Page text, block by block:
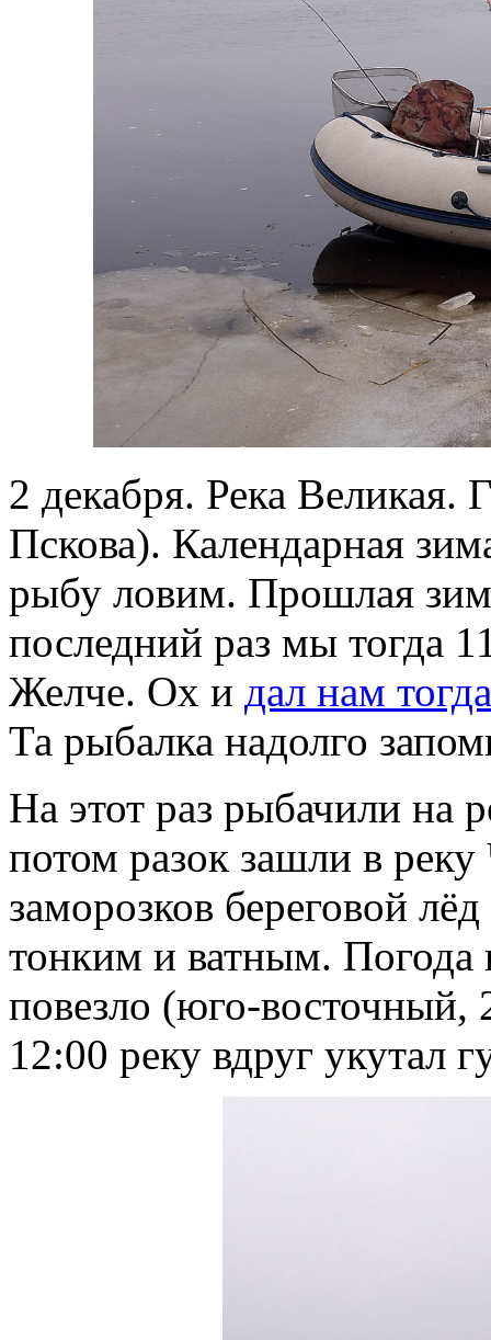
2 декабря. Река Великая.
Пскова). Календарная
рыбу ловим. Прошлая
последний раз мы тогда
Желче. Ох и дал нам
Та рыбалка надолго
На этот раз рыбачили на
потом разок зашли в
заморозков береговой
тонким и ватным. Погода
повезло (юго-восточный,
12:00 реку вдруг укутал